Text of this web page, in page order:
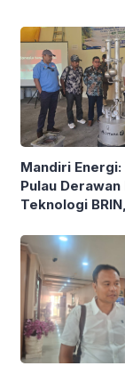
Mandiri
Pulau Derawan
Teknologi
Solar